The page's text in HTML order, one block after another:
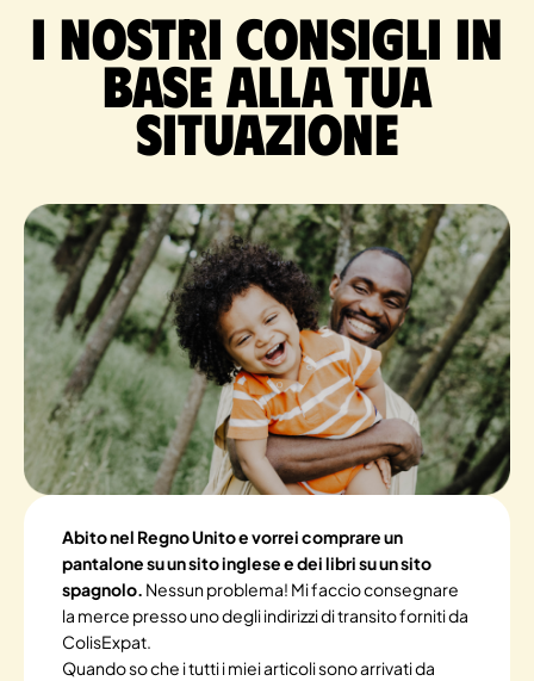
I nostri consigli in
base alla tua
situazione
Abito nel Regno Unito e vorrei comprare un
pantalone su un sito inglese e dei libri su un sito
spagnolo. Nessun problema! Mi faccio consegnare
la merce presso uno degli indirizzi di transito forniti da
ColisExpat.
Quando so che i tutti i miei articoli sono arrivati da